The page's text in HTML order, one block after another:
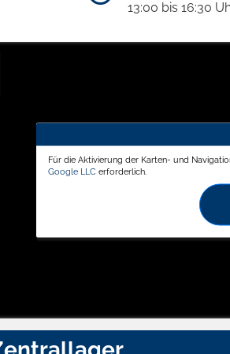
13:00 bis 16:30
Für die Aktivierung der Karten- und
Google LLC erforderlich.